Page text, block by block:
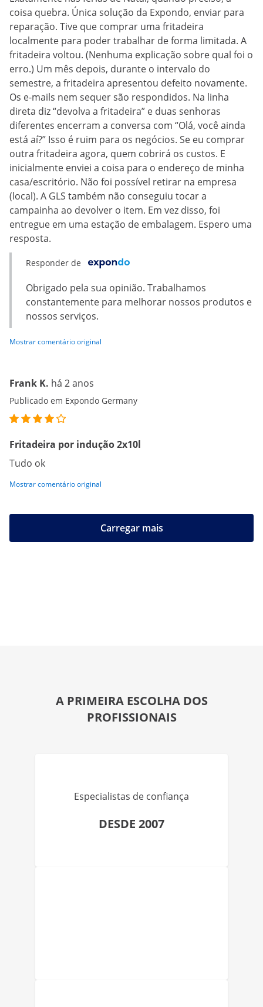
coisa quebra. Única solução da Expondo, enviar para
reparação. Tive que comprar uma fritadeira
localmente para poder trabalhar de forma limitada. A
fritadeira voltou. (Nenhuma explicação sobre qual foi o
erro.) Um mês depois, durante o intervalo do
semestre, a fritadeira apresentou defeito novamente.
Os e-mails nem sequer são respondidos. Na linha
direta diz “devolva a fritadeira” e duas senhoras
diferentes encerram a conversa com “Olá, você ainda
está aí?” Isso é ruim para os negócios. Se eu comprar
outra fritadeira agora, quem cobrirá os custos. E
inicialmente enviei a coisa para o endereço de minha
casa/escritório. Não foi possível retirar na empresa
(local). A GLS também não conseguiu tocar a
campainha ao devolver o item. Em vez disso, foi
entregue em uma estação de embalagem. Espero uma
resposta.
Responder de
Obrigado pela sua opinião. Trabalhamos
constantemente para melhorar nossos produtos e
nossos serviços.
Mostrar comentário original
Frank K. há 2 anos
Publicado em Expondo Germany
Fritadeira por indução 2x10l
Tudo ok
Mostrar comentário original
Carregar mais
A PRIMEIRA ESCOLHA DOS
PROFISSIONAIS
Especialistas de confiança
DESDE 2007